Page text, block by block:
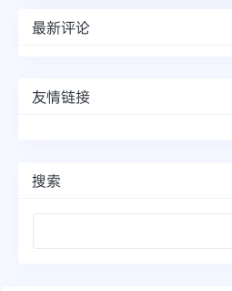
最新评论
友情链接
搜索